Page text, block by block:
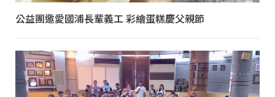
公益團邀愛國浦長輩義工 彩繪蛋糕慶父親節